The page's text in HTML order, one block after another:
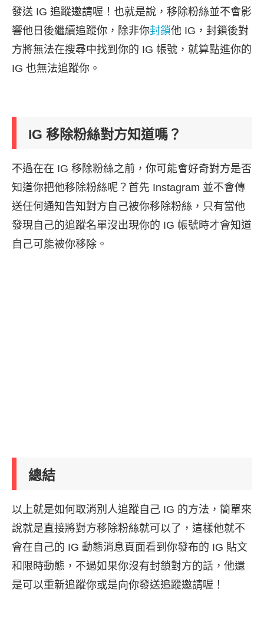
發送 IG 追蹤邀請喔！也就是說，移除粉絲並不會影
響他日後繼續追蹤你，除非你封鎖他 IG，封鎖後對
方將無法在搜尋中找到你的 IG 帳號，就算點進你的
IG 也無法追蹤你。
IG 移除粉絲對方知道嗎？
不過在在 IG 移除粉絲之前，你可能會好奇對方是否
知道你把他移除粉絲呢？首先 Instagram 並不會傳
送任何通知告知對方自己被你移除粉絲，只有當他
發現自己的追蹤名單沒出現你的 IG 帳號時才會知道
自己可能被你移除。
總結
以上就是如何取消別人追蹤自己 IG 的方法，簡單來
說就是直接將對方移除粉絲就可以了，這樣他就不
會在自己的 IG 動態消息頁面看到你發布的 IG 貼文
和限時動態，不過如果你沒有封鎖對方的話，他還
是可以重新追蹤你或是向你發送追蹤邀請喔！